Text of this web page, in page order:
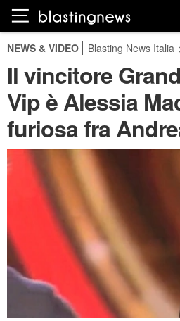
NEWS & VIDEO Blasting News Italia
Il vincitore
Vip è Alessia
furiosa fra